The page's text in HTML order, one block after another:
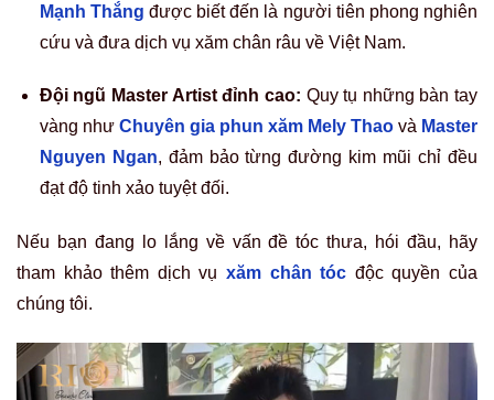
Mạnh Thắng được biết đến là người tiên phong nghiên
cứu và đưa dịch vụ xăm chân râu về Việt Nam.
Đội ngũ Master Artist đỉnh cao: Quy tụ những bàn tay
vàng như Chuyên gia phun xăm Mely Thaovà Master
Nguyen Ngan, đảm bảo từng đường kim mũi chỉ đều
đạt độ tinh xảo tuyệt đối.
Nếu bạn đang lo lắng về vấn đề tóc thưa, hói đầu, hãy
tham khảo thêm dịch vụ xăm chân tóc độc quyền của
chúng tôi.